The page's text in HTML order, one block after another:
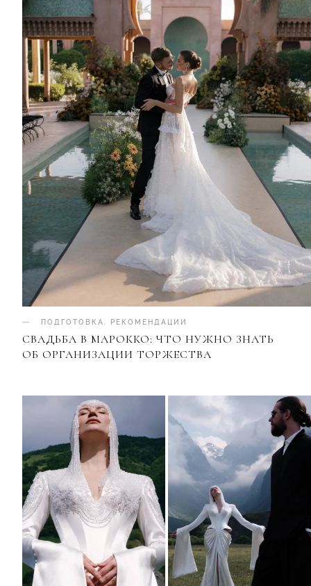
ПОДГОТОВКА. РЕКОМЕНДАЦИИ
СВАДЬБА В МАРОККО: ЧТО НУЖНО ЗНАТЬ
ОБ ОРГАНИЗАЦИИ ТОРЖЕСТВА